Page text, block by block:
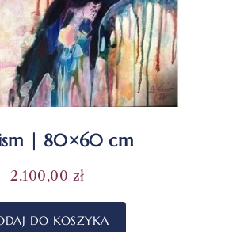
| 80×60 cm
2.100,00 zł
DO KOSZYKA